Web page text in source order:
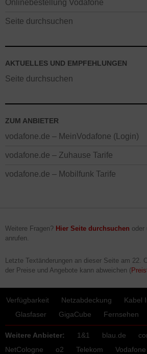
Onlinebestellung Vodafone
Seite durchsuchen
AKTUELLES UND EMPFEHLUNGEN
Seite durchsuchen
ZUM ANBIETER
vodafone.de – MeinVodafone (Login)
vodafone.de – Zuhause Tarife
vodafone.de – Mobilfunk Tarife
Weitere Fragen? Hier Seite durchsuchen oder
anrufen.
Letzte Textänderungen an dieser Seite am 22.
der Preise und Angebote kann abweichen (
Verfügbarkeit Netzabdeckung Kabel
Glasfaser
GigaCube Fernsehen
Weitere Anbieter: 1&1 blau.de
NetCologne
o2 Telekom Vodafone